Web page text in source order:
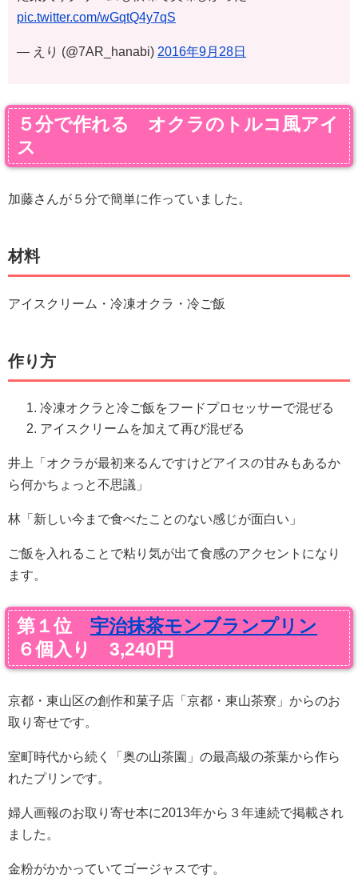
pic.twitter.com/wGqtQ4y7qS
— えり (@7AR_hanabi) 2016年9月28日
５分で作れる オクラのトルコ風アイ
ス
加藤さんが５分で簡単に作っていました。
材料
アイスクリーム・冷凍オクラ・冷ご飯
作り方
冷凍オクラと冷ご飯をフードプロセッサーで混ぜる
アイスクリームを加えて再び混ぜる
井上「オクラが最初来るんですけどアイスの甘みもあるか
ら何かちょっと不思議」
林「新しい今まで食べたことのない感じが面白い」
ご飯を入れることで粘り気が出て食感のアクセントになり
ます。
第１位 宇治抹茶モンブランプリン
６個入り 3,240円
京都・東山区の創作和菓子店「京都・東山茶寮」からのお
取り寄せです。
室町時代から続く「奥の山茶園」の最高級の茶葉から作ら
れたプリンです。
婦人画報のお取り寄せ本に2013年から３年連続で掲載され
ました。
金粉がかかっていてゴージャスです。